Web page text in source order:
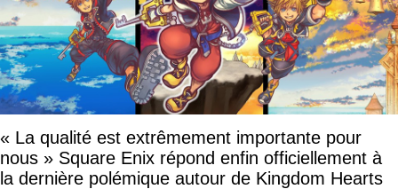
« La qualité est extrêmement importante pour
nous » Square Enix répond enfin officiellement à
la dernière polémique autour de Kingdom Hearts